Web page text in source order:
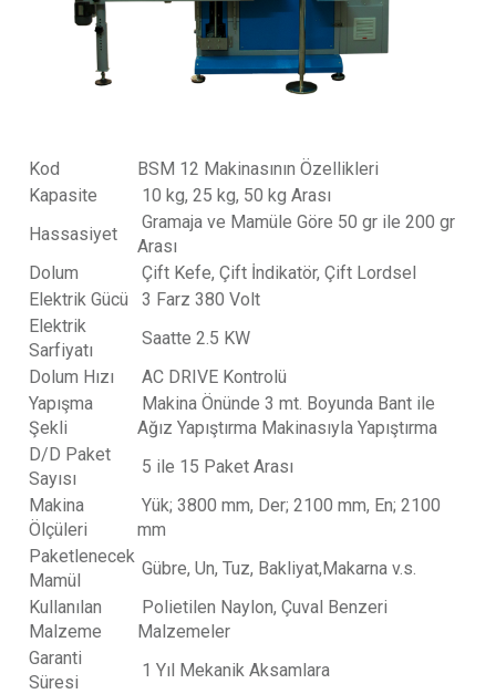
Kod
BSM 12 Makinasının Özellikleri
Kapasite
10 kg, 25 kg, 50 kg Arası
Hassasiyet
Gramaja ve Mamüle Göre 50 gr ile 200 gr
Arası
Dolum
Çift Kefe, Çift İndikatör, Çift Lordsel
Elektrik Gücü
3 Farz 380 Volt
Elektrik
Sarfiyatı
Saatte 2.5 KW
Dolum Hızı
AC DRIVE Kontrolü
Yapışma
Şekli
Makina Önünde 3 mt. Boyunda Bant ile
Ağız Yapıştırma Makinasıyla Yapıştırma
D/D Paket
Sayısı
5 ile 15 Paket Arası
Makina
Ölçüleri
Yük; 3800 mm, Der; 2100 mm, En; 2100
mm
Paketlenecek
Mamül
Gübre, Un, Tuz, Bakliyat,Makarna v.s.
Kullanılan
Malzeme
Polietilen Naylon, Çuval Benzeri
Malzemeler
Garanti
Süresi
1 Yıl Mekanik Aksamlara